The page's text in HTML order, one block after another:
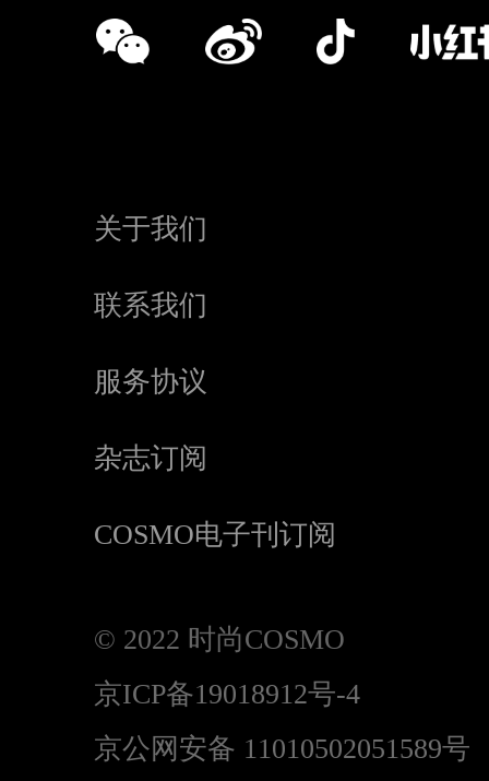
关于我们
联系我们
服务协议
杂志订阅
COSMO电子刊订阅
© 2022 时尚COSMO
京ICP备19018912号-4
京公网安备 11010502051589号